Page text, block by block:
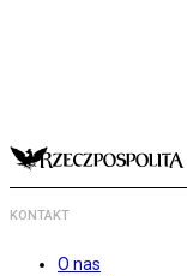
KONTAKT
O nas